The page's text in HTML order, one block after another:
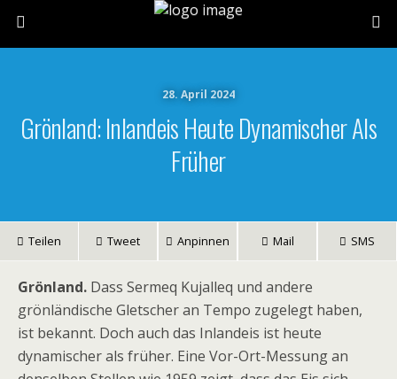
28. April 2024
Grönland: Inlandeis Heute Dynamischer Als
Früher
Teilen Tweet Anpinnen Mail SMS
Grönland. Dass Sermeq Kujalleq und andere
grönländische Gletscher an Tempo zugelegt haben,
ist bekannt. Doch auch das Inlandeis ist heute
dynamischer als früher. Eine Vor-Ort-Messung an